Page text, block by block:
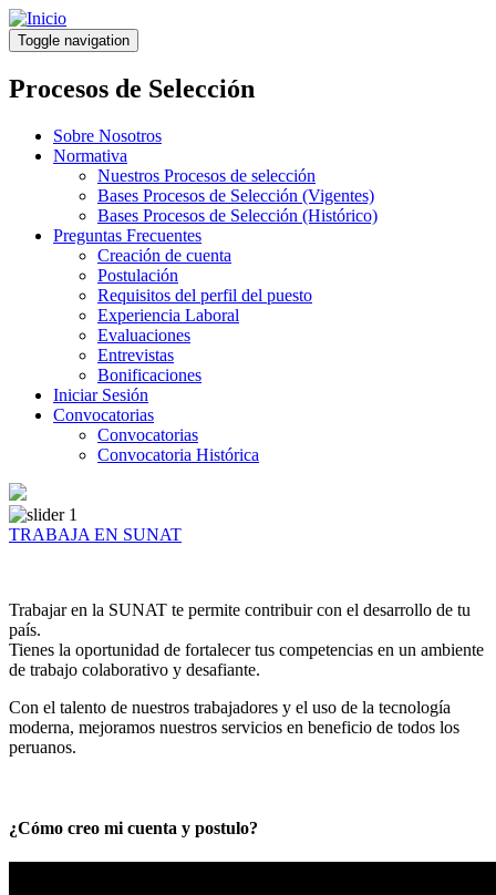
Pasar
al
contenido
principal
Toggle navigation
Procesos de Selección
Sobre Nosotros
Normativa
Nuestros Procesos de selección
Bases Procesos de Selección (Vigentes)
Bases Procesos de Selección (Histórico)
Preguntas Frecuentes
Creación de cuenta
Postulación
Requisitos del perfil del puesto
Experiencia Laboral
Evaluaciones
Entrevistas
Bonificaciones
Iniciar Sesión
Convocatorias
Convocatorias
Convocatoria Histórica
TRABAJA EN SUNAT
Trabajar en la SUNAT te permite contribuir con el desarrollo de tu
país.
Tienes la oportunidad de fortalecer tus competencias en un ambiente
de trabajo colaborativo y desafiante.
Con el talento de nuestros trabajadores y el uso de la tecnología
moderna, mejoramos nuestros servicios en beneficio de todos los
peruanos.
¿Cómo creo mi cuenta y postulo?